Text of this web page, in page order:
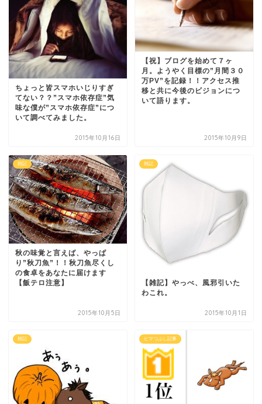
ちょっと皆スマホいじりすぎ
てない？？”スマホ依存症”気
味な僕が”スマホ依存症”につ
いて調べてみました。
2015年10月16日
【祝】ブログを始めて７ヶ
月。ようやく目標の”月間３０
万PV”を記録！！アクセス推
移と共に今後のビジョンにつ
いて語ります。
2015年10月9日
雑記
秋の味覚と言えば、やっぱ
り”秋刀魚”！！秋刀魚尽くし
の食卓をあなたに届けます
【飯テロ注意】
2015年10月5日
雑記
【雑記】やっべ、風邪引いた
わこれ。
2015年10月1日
雑記 ヒマつぶし記事